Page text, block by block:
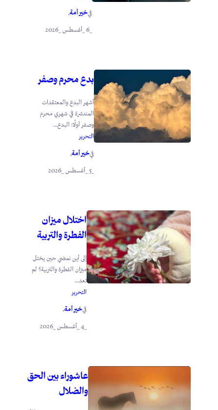
فيخير أمة.
بدع محرم وصفر
أشهر البدع والمعتقدات
المنتشرة في شهري محرم
وصفر أولًا: البدع...
التحرير
فيخير أمة.
_5 _أغسطس _2026
اختلال ميزان
الفطرة والتربية
إلى أين نمضي حين يختل
ميزان الفطرة والتربية؟ لم
تعد...
التحرير
فيخير أمة.
_4 _أغسطس _2026
عاشوراء بين الحق
والضلال